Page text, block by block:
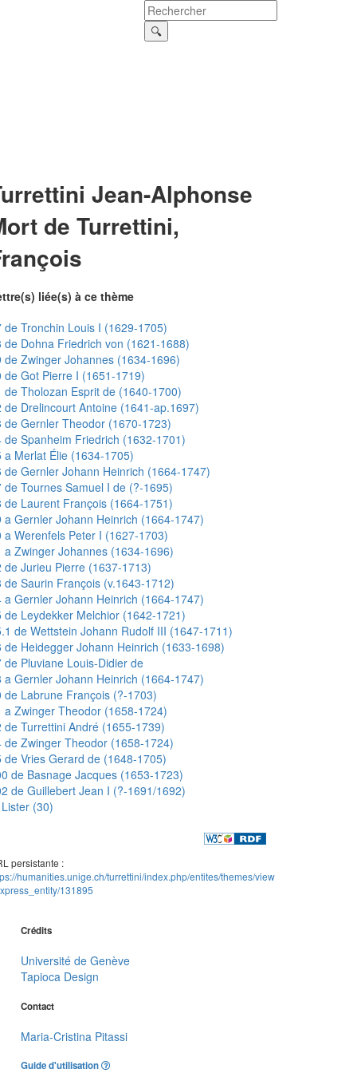
Jean-Alphonse
de Turrettini,
liée(s) à ce thème
de Tronchin Louis I (1629-1705)
de Dohna Friedrich von (1621-1688)
de Zwinger Johannes (1634-1696)
de Got Pierre I (1651-1719)
de Tholozan Esprit de (1640-1700)
de Drelincourt Antoine (1641-ap.1697)
de Gernler Theodor (1670-1723)
de Spanheim Friedrich (1632-1701)
a Merlat Élie (1634-1705)
de Gernler Johann Heinrich (1664-1747)
de Tournes Samuel I de (?-1695)
de Laurent François (1664-1751)
a Gernler Johann Heinrich (1664-1747)
a Werenfels Peter I (1627-1703)
a Zwinger Johannes (1634-1696)
de Jurieu Pierre (1637-1713)
de Saurin François (v.1643-1712)
a Gernler Johann Heinrich (1664-1747)
de Leydekker Melchior (1642-1721)
de Wettstein Johann Rudolf III (1647-1711)
de Heidegger Johann Heinrich (1633-1698)
de Pluviane Louis-Didier de
a Gernler Johann Heinrich (1664-1747)
de Labrune François (?-1703)
a Zwinger Theodor (1658-1724)
de Turrettini André (1655-1739)
de Zwinger Theodor (1658-1724)
de Vries Gerard de (1648-1705)
de Basnage Jacques (1653-1723)
de Guillebert Jean I (?-1691/1692)
(30)
persistante :
humanities.unige.ch/turrettini/index.php/entites/themes/view
131895
Crédits
Université de Genève
Tapioca Design
Contact
Maria-Cristina Pitassi
Guide d'utilisation